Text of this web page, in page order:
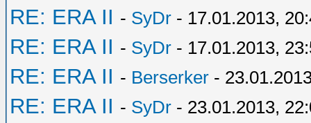
RE: ERA II - SyDr - 17.01.2013,
RE: ERA II - SyDr - 17.01.2013,
RE: ERA II - Berserker -
RE: ERA II - SyDr - 23.01.2013,